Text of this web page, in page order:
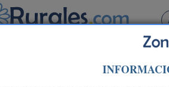
Busca por pueblo
San Román de Hornija>